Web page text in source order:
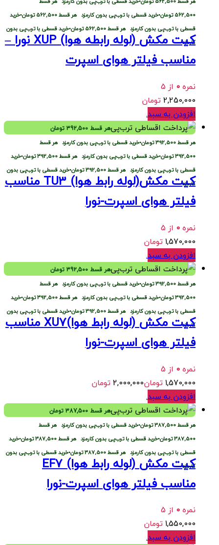
562,500 تومان•خرید قسطی با ترب‌پی بدون کارمزد هر قسط562,500 تومان•خرید
قسطی با ترب‌پی بدون کارمزد هر قسط562,500 تومان•خرید قسطی با ترب‌پی بدون
کارمزد
کیت مکش (لوله رابطه هوا) XUP نورا –
مناسب فیلتر هوای اسپرت
نمره0 از 5
2,250,000تومان
افزودن به سبد.
هر قسط 392,500تومان
هر قسط392,500تومان•خرید قسطی با ترب‌پی بدون کارمزد هر قسط
392,500تومان•خرید قسطی با ترب‌پی بدون کارمزد هر قسط392,500تومان•خرید
قسطی با ترب‌پی بدون کارمزد هر قسط392,500تومان•خرید قسطی با ترب‌پی بدون
کارمزد
کیت مکش(لوله رابط هوا) TU3 مناسب
فیلتر هوای اسپرت-نورا
نمره0 از 5
1,570,000تومان
افزودن به سبد.
هر قسط 392,500تومان
هر قسط392,500تومان•خرید قسطی با ترب‌پی بدون کارمزد هر قسط
392,500تومان•خرید قسطی با ترب‌پی بدون کارمزد هر قسط392,500تومان•خرید
قسطی با ترب‌پی بدون کارمزد هر قسط392,500تومان•خرید قسطی با ترب‌پی بدون
کارمزد
کیت مکش (لوله رابط هوا)XU7 مناسب
فیلتر هوای اسپرت-نورا
نمره0 از 5
1,570,000تومان2,000,000تومان
افزودن به سبد.
هر قسط 387,500تومان
هر قسط387,500تومان•خرید قسطی با ترب‌پی بدون کارمزد هر قسط
387,500تومان•خرید قسطی با ترب‌پی بدون کارمزد هر قسط387,500تومان•خرید
قسطی با ترب‌پی بدون کارمزد هر قسط387,500تومان•خرید قسطی با ترب‌پی بدون
کارمزد
کیت مکش (لوله رابط هوا) EF7
مناسب فیلتر هوای اسپرت-نورا
نمره0 از 5
1,550,000تومان
افزودن به سبد.